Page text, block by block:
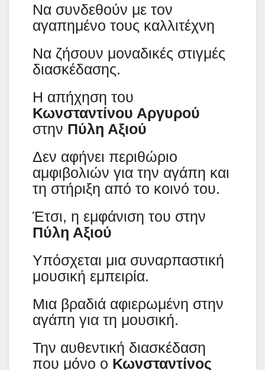
Να συνδεθούν με τον
αγαπημένο τους καλλιτέχνη
Να ζήσουν μοναδικές στιγμές
διασκέδασης.
Η απήχηση του
Κωνσταντίνου Αργυρού
στην Πύλη Αξιού
Δεν αφήνει περιθώριο
αμφιβολιών για την αγάπη και
τη στήριξη από το κοινό του.
Έτσι, η εμφάνιση του στην
Πύλη Αξιού
Υπόσχεται μια συναρπαστική
μουσική εμπειρία.
Μια βραδιά αφιερωμένη στην
αγάπη για τη μουσική.
Την αυθεντική διασκέδαση
που μόνο ο Κωνσταντίνος